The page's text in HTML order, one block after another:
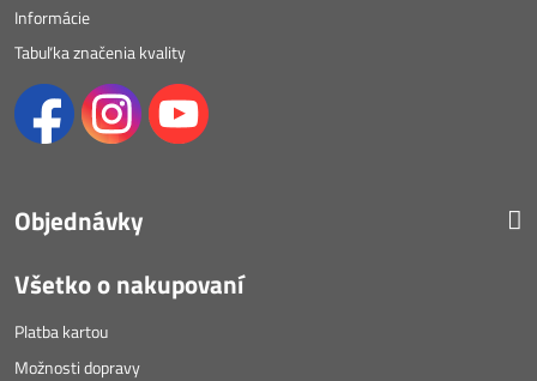
Informácie
Tabuľka značenia kvality
Objednávky
Všetko o nakupovaní
Platba kartou
Možnosti dopravy